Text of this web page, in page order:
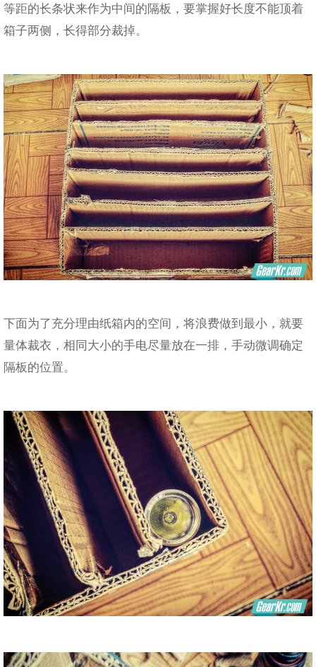
等距的长条状来作为中间的隔板，要掌握好长度不能顶着
箱子两侧，长得部分裁掉。
下面为了充分理由纸箱内的空间，将浪费做到最小，就要
量体裁衣，相同大小的手电尽量放在一排，手动微调确定
隔板的位置。